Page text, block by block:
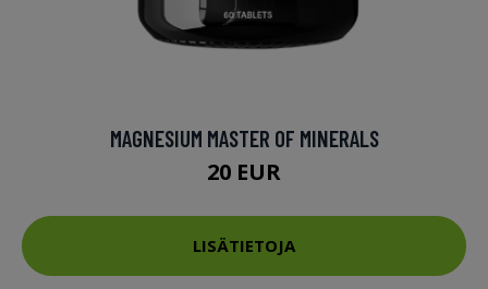
MAGNESIUM MASTER OF MINERALS
20 EUR
LISÄTIETOJA